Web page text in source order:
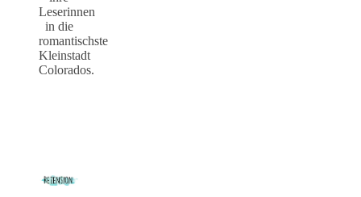
Leserinnen
in die
romantischste
Kleinstadt
Colorados.